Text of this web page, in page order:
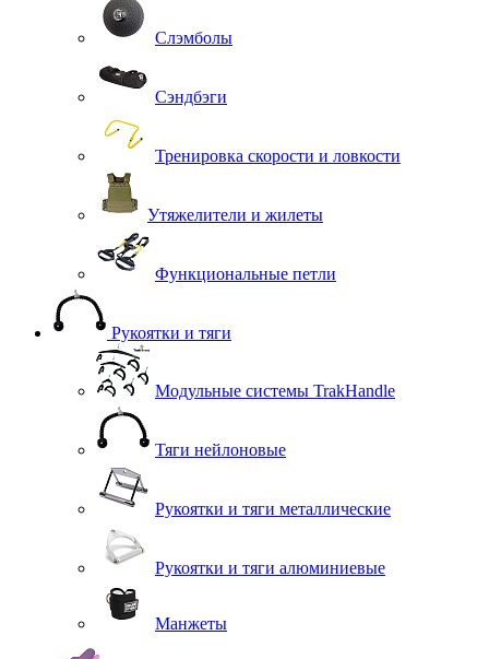
Слэмболы
Сэндбэги
Тренировка скорости и ловкости
Утяжелители и жилеты
Функциональные петли
Рукоятки и тяги
Модульные системы TrakHandle
Тяги нейлоновые
Рукоятки и тяги металлические
Рукоятки и тяги алюминиевые
Манжеты